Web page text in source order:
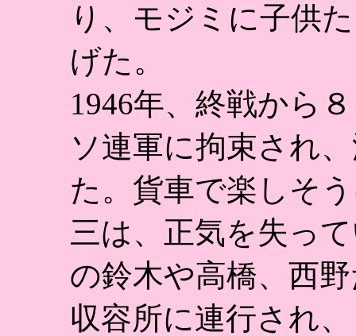
り、モジミに子供
げた。
1946年、終戦から
ソ連軍に拘束され
た。貨車で楽しそ
三は、正気を失っ
の鈴木や高橋、西
収容所に連行され